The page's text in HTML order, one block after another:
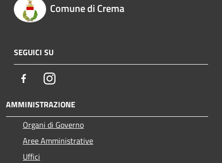
Comune di Crema
SEGUICI SU
FacebookInstagram
AMMINISTRAZIONE
Organi di Governo
Aree Amministrative
Uffici